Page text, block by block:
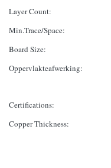
Layer Count:
Min.Trace/Space:
Board Size:
Oppervlakteafwerking:
Certifications:
Copper Thickness: